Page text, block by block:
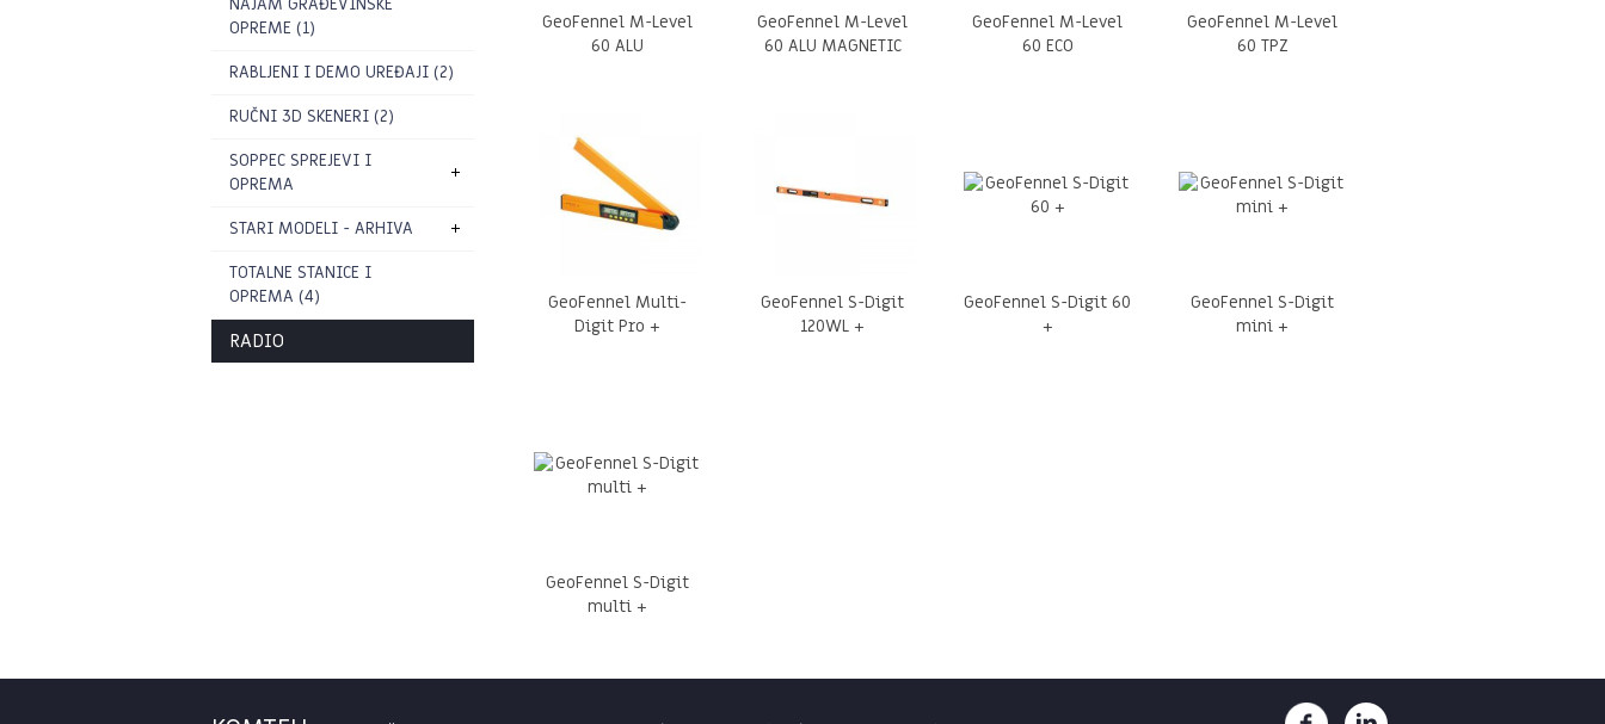
OPREME (1)
RABLJENI I DEMO UREĐAJI (2)
RUČNI 3D SKENERI (2)
SOPPEC SPREJEVI I
OPREMA
STARI MODELI - ARHIVA
TOTALNE STANICE I
OPREMA (4)
RADIO
GeoFennel M-Level
60 ALU
GeoFennel M-Level
60 ALU MAGNETIC
GeoFennel M-Level
60 ECO
GeoFennel M-Level
60 TPZ
GeoFennel Multi-
Digit Pro +
GeoFennel S-Digit
120WL +
GeoFennel S-Digit 60
+
GeoFennel S-Digit
mini +
GeoFennel S-Digit
multi +